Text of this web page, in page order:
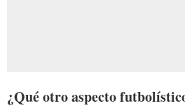
¿Qué otro aspecto